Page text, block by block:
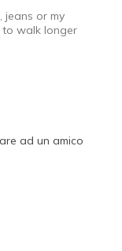
jeans or my
to walk longer
ad un amico